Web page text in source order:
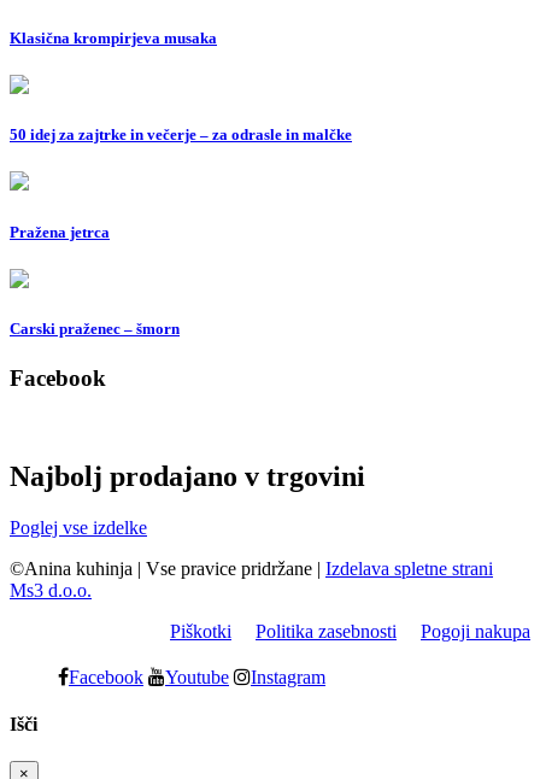
Klasična krompirjeva musaka
50 idej za zajtrke in večerje – za odrasle in malčke
Pražena jetrca
Carski praženec – šmorn
Facebook
Najbolj prodajano v trgovini
Poglej vse izdelke
©Anina kuhinja | Vse pravice pridržane | Izdelava spletne strani
Ms3 d.o.o.
Piškotki
Politika zasebnosti Pogoji nakupa
Facebook Youtube Instagram
Išči
×